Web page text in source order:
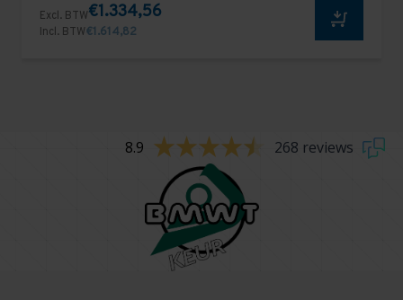
Excl. BTW€1.334,56
Incl. BTW€1.614,82
8.9 268 reviews